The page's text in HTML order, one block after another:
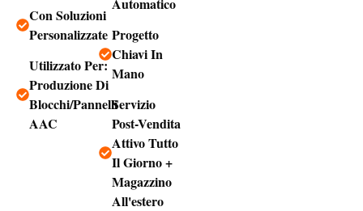
Con Soluzioni
Personalizzate
Utilizzato Per:
Produzione Di
Blocchi/pannelli
AAC
Progetto
Chiavi In
Mano
Servizio
Post-Vendita
Attivo Tutto
Il Giorno +
Magazzino
All'estero